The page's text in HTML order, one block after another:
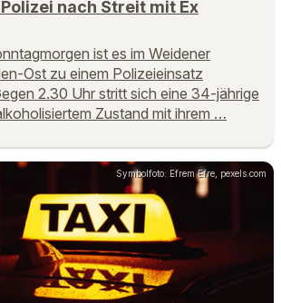
nach Streit mit Ex
ist es im Weidener
Ost zu einem Polizeieinsatz
2.30 Uhr stritt sich eine 34-jährige
Zustand mit ihrem …
Symbolfoto: Efrem Efre, pexels.com